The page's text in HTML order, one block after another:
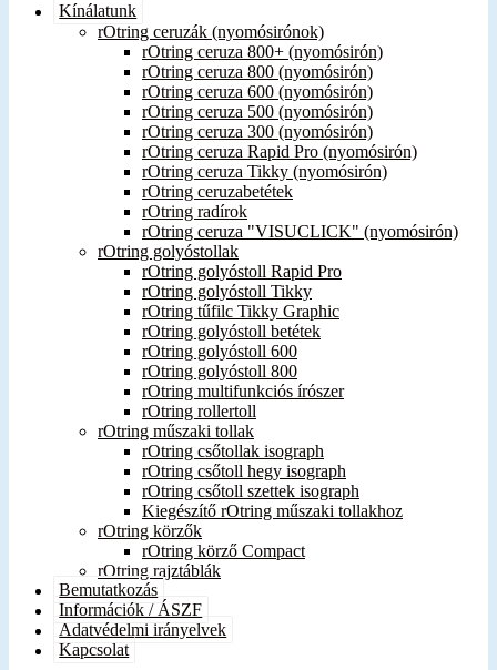
Kínálatunk
rOtring ceruzák (nyomósirónok)
rOtring ceruza 800+ (nyomósirón)
rOtring ceruza 800 (nyomósirón)
rOtring ceruza 600 (nyomósirón)
rOtring ceruza 500 (nyomósirón)
rOtring ceruza 300 (nyomósirón)
rOtring ceruza Rapid Pro (nyomósirón)
rOtring ceruza Tikky (nyomósirón)
rOtring ceruzabetétek
rOtring radírok
rOtring ceruza "VISUCLICK" (nyomósirón)
rOtring golyóstollak
rOtring golyóstoll Rapid Pro
rOtring golyóstoll Tikky
rOtring tűfilc Tikky Graphic
rOtring golyóstoll betétek
rOtring golyóstoll 600
rOtring golyóstoll 800
rOtring multifunkciós írószer
rOtring rollertoll
rOtring műszaki tollak
rOtring csőtollak isograph
rOtring csőtoll hegy isograph
rOtring csőtoll szettek isograph
Kiegészítő rOtring műszaki tollakhoz
rOtring körzők
rOtring körző Compact
rOtring rajztáblák
Bemutatkozás
Információk / ÁSZF
Adatvédelmi irányelvek
Kapcsolat